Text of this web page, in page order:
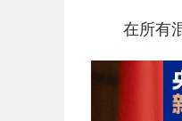
在所有